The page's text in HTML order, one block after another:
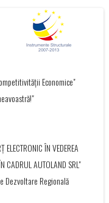
Economice"
ELECTRONIC ÎN VEDEREA
CADRUL AUTOLAND SRL"
Dezvoltare Regională